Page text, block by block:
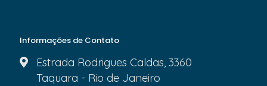
Informações de Contato
Estrada Rodrigues Caldas, 3360
Taquara - Rio de Janeiro